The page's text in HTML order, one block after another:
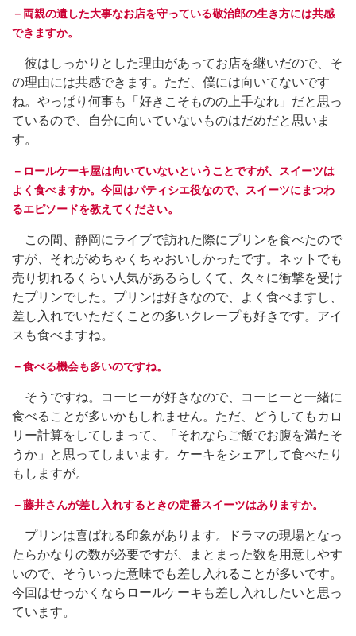
－両親の遺した大事なお店を守っている敬治郎の生き方には共感
できますか。
彼はしっかりとした理由があってお店を継いだので、そ
の理由には共感できます。ただ、僕には向いてないです
ね。やっぱり何事も「好きこそものの上手なれ」だと思っ
ているので、自分に向いていないものはだめだと思いま
す。
－ロールケーキ屋は向いていないということですが、スイーツは
よく食べますか。今回はパティシエ役なので、スイーツにまつわ
るエピソードを教えてください。
この間、静岡にライブで訪れた際にプリンを食べたので
すが、それがめちゃくちゃおいしかったです。ネットでも
売り切れるくらい人気があるらしくて、久々に衝撃を受け
たプリンでした。プリンは好きなので、よく食べますし、
差し入れでいただくことの多いクレープも好きです。アイ
スも食べますね。
－食べる機会も多いのですね。
そうですね。コーヒーが好きなので、コーヒーと一緒に
食べることが多いかもしれません。ただ、どうしてもカロ
リー計算をしてしまって、「それならご飯でお腹を満たそ
うか」と思ってしまいます。ケーキをシェアして食べたり
もしますが。
－藤井さんが差し入れするときの定番スイーツはありますか。
プリンは喜ばれる印象があります。ドラマの現場となっ
たらかなりの数が必要ですが、まとまった数を用意しやす
いので、そういった意味でも差し入れることが多いです。
今回はせっかくならロールケーキも差し入れしたいと思っ
ています。